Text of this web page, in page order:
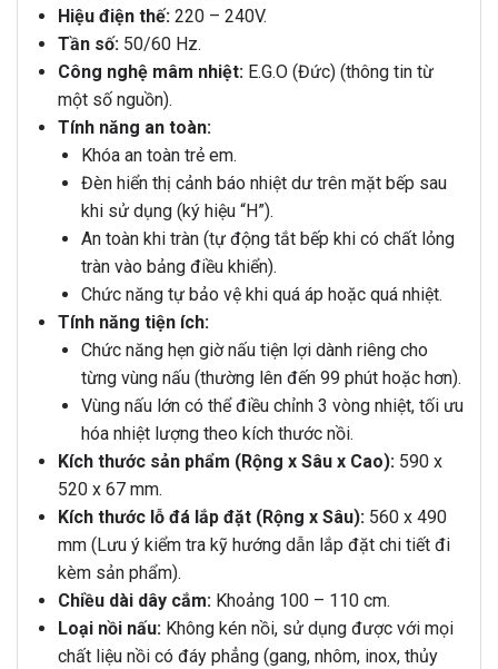
Hiệu điện thế:220 – 240V.
Tần số:50/60 Hz.
Công nghệ mâm nhiệt:E.G.O (Đức) (thông tin từ
một số nguồn).
Tính năng an toàn:
Khóa an toàn trẻ em.
Đèn hiển thị cảnh báo nhiệt dư trên mặt bếp sau
khi sử dụng (ký hiệu “H”).
An toàn khi tràn (tự động tắt bếp khi có chất lỏng
tràn vào bảng điều khiển).
Chức năng tự bảo vệ khi quá áp hoặc quá nhiệt.
Tính năng tiện ích:
Chức năng hẹn giờ nấu tiện lợi dành riêng cho
từng vùng nấu (thường lên đến 99 phút hoặc hơn).
Vùng nấu lớn có thể điều chỉnh 3 vòng nhiệt, tối ưu
hóa nhiệt lượng theo kích thước nồi.
Kích thước sản phẩm (Rộng x Sâu x Cao):590 x
520 x 67 mm.
Kích thước lỗ đá lắp đặt (Rộng x Sâu):560 x 490
mm (Lưu ý kiểm tra kỹ hướng dẫn lắp đặt chi tiết đi
kèm sản phẩm).
Chiều dài dây cắm:Khoảng 100 – 110 cm.
Loại nồi nấu:Không kén nồi, sử dụng được với mọi
chất liệu nồi có đáy phẳng (gang, nhôm, inox, thủy